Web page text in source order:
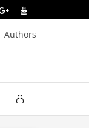
Authors